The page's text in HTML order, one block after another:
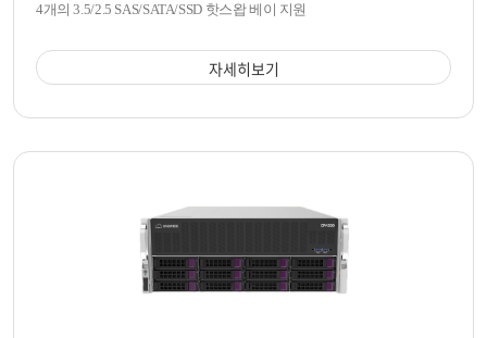
4개의 3.5/2.5 SAS/SATA/SSD 핫스왑 베이 지원
자세히보기